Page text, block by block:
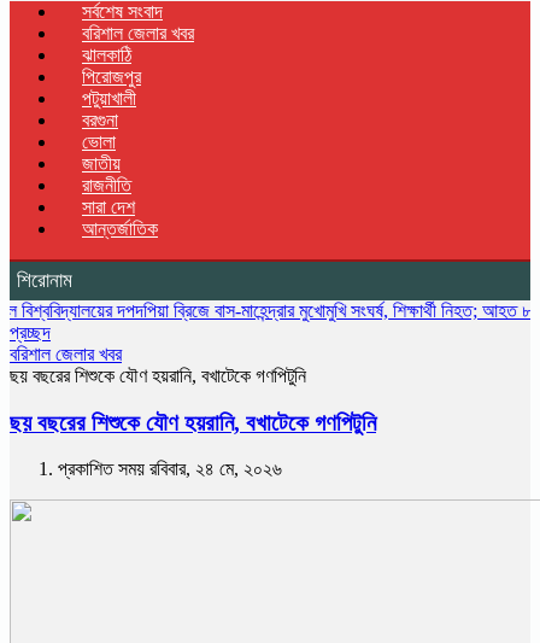
সর্বশেষ সংবাদ
বরিশাল জেলার খবর
ঝালকাঠি
পিরোজপুর
পটুয়াখালী
বরগুনা
ভোলা
জাতীয়
রাজনীতি
সারা দেশ
আন্তর্জাতিক
শিরোনাম
দপদপিয়া ব্রিজে বাস-মাহেন্দ্রার মুখোমুখি সংঘর্ষ, শিক্ষার্থী নিহত; আহত ৮ উজিরপুরে
প্রচ্ছদ
বরিশাল জেলার খবর
ছয় বছরের শিশুকে যৌণ হয়রানি, বখাটেকে গণপিটুনি
ছয় বছরের শিশুকে যৌণ হয়রানি, বখাটেকে গণপিটুনি
প্রকাশিত সময় রবিবার, ২৪ মে, ২০২৬